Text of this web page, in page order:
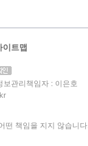
이트맵
보관리책임자 : 이은호
떤 책임을 지지 않습니다.